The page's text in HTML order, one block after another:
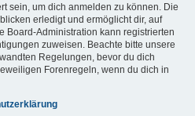
sein, um dich anmelden zu können. Die
erledigt und ermöglicht dir, auf
Board-Administration kann registrierten
zuweisen. Beachte bitte unsere
Regelungen, bevor du dich
Forenregeln, wenn du dich in